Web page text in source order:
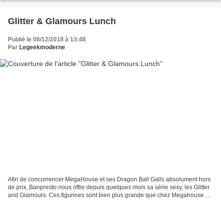
Glitter & Glamours Lunch
Publié le 08/12/2018 à 13:48
Par Legeekmoderne
Afin de concurrencer MegaHouse et ses Dragon Ball Galls absolument hors
de prix, Banpresto nous offre depuis quelques mois sa série sexy, les Glitter
and Glamours. Ces figurines sont bien plus grande que chez Megahouse et